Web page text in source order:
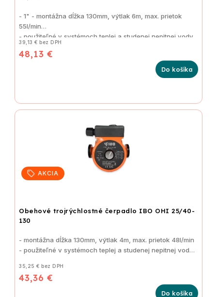
39,13 € bez DPH
48,13 €
Do košíka
- 1" - montážna dĺžka 130mm, výtlak 6m, max. prietok
55l/min
- použiteľné v systémoch teplej a studenej nepitnej vody
AKCIA
Obehové trojrýchlostné čerpadlo IBO OHI 25/40-
130
35,25 € bez DPH
43,36 €
Do košíka
- montážna dĺžka 130mm, výtlak 4m, max. prietok 48l/min
- použiteľné v systémoch teplej a studenej nepitnej vody